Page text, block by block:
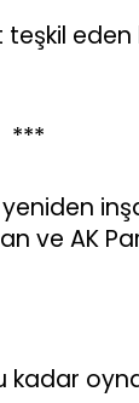
eden
***
yeniden
ve AK